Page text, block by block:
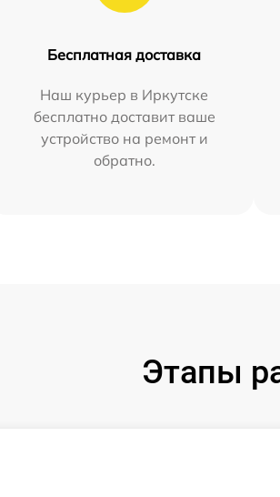
Бесплатная доставка
Наш курьер в Иркутске
бесплатно доставит ваше
устройство на ремонт и
обратно.
Этапы